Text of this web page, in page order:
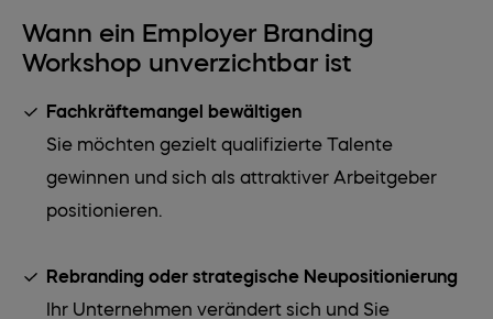
Wann ein Employer Branding
Workshop unverzichtbar ist
Fachkräftemangel bewältigen
Sie möchten gezielt qualifizierte Talente
gewinnen und sich als attraktiver Arbeitgeber
positionieren.
Rebranding oder strategische Neupositionierung
Ihr Unternehmen verändert sich und Sie